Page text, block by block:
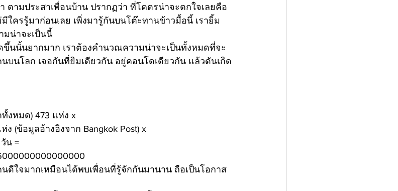
ตามประสาเพื่อนบ้าน ปรากฏว่า ที่โคตรน่าจะตกใจเลยคือ
ใครรู้มาก่อนเลย เพิ่งมารู้กันบนโต๊ะทานข้าวมื้อนี้ เรายิ้ม
มน่าจะเป็นนี้
ขึ้นนั้นยากมาก เราต้องคำนวณความน่าจะเป็นทั้งหมดที่จะ
บนโลก เจอกันที่ยิมเดียวกัน อยู่คอนโดเดียวกัน แล้วดันเกิด
งหมด) 473 แห่ง x
(ข้อมูลอ้างอิงจาก Bangkok Post) x
น =
นดีใจมากเหมือนได้พบเพื่อนที่รู้จักกันมานาน ถือเป็นโอกาส